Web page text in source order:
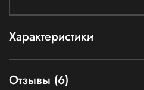
Характеристики
Отзывы (6)